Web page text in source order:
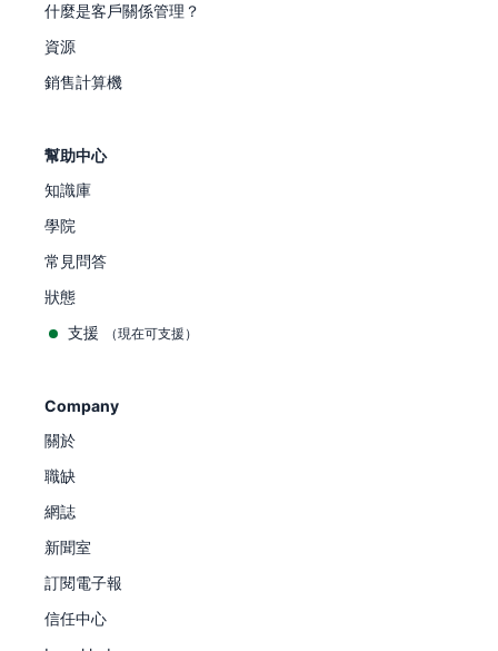
什麼是客戶關係管理？
資源
銷售計算機
幫助中心
知識庫
學院
常見問答
狀態
支援
（現在可支援）
Company
關於
職缺
網誌
新聞室
訂閱電子報
信任中心